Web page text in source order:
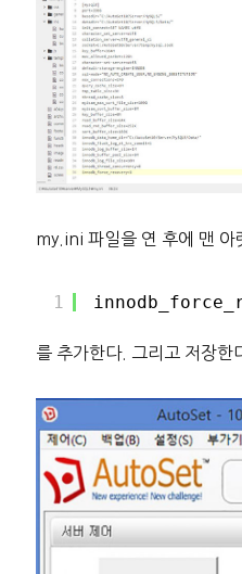
my.ini 파일을 연 후에 맨 아
1
를 추가한다. 그리고 저장한